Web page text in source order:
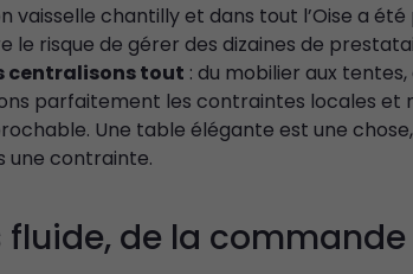
vaisselle chantilly et dans tout l’Oise a
le risque de gérer des dizaines de
centralisons tout : du mobilier aux
parfaitement les contraintes locales et
Une table élégante est une
une contrainte.
fluide, de la
fonctionnement
du site Web.
Statistiques
et la